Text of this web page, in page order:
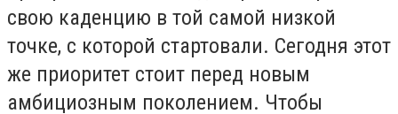
свою каденцию в той самой низкой
точке, с которой стартовали. Сегодня этот
же приоритет стоит перед новым
амбициозным поколением. Чтобы